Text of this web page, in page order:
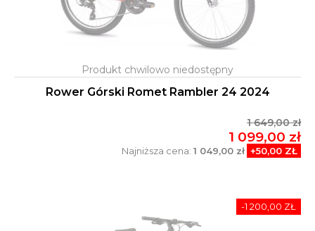
Rower Górski Romet Rambler 24 2024
1 649,00 zł
1 099,00 zł
Najniższa cena: 1 049,00 zł +50,00 ZŁ
-1 200,00 ZŁ